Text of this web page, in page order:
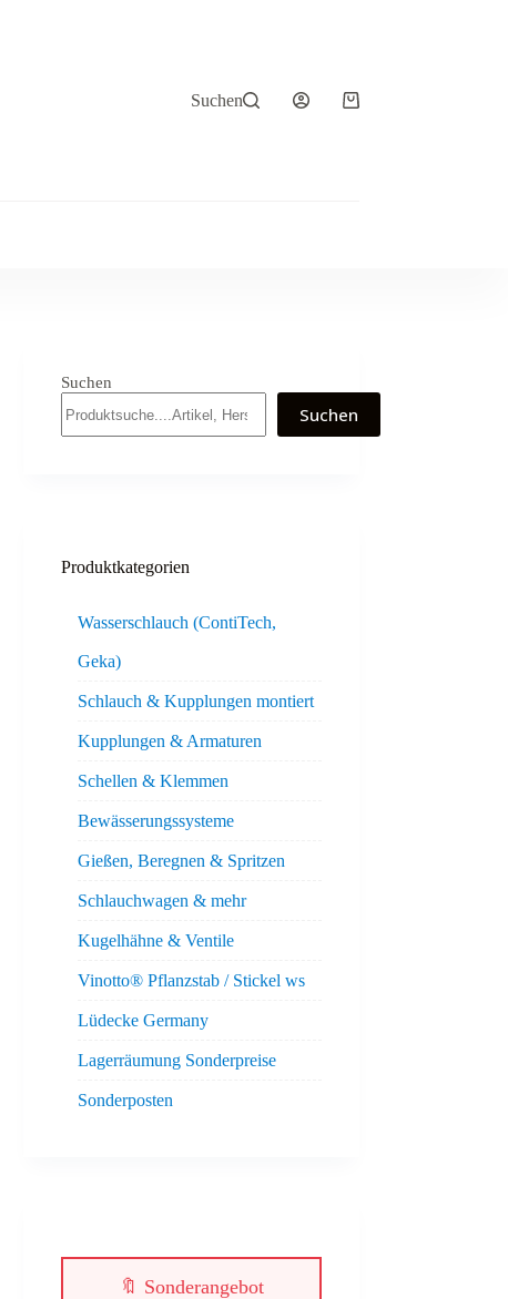
Suchen Warenkorb
Suchen
Suchen
Produktkategorien
Wasserschlauch (ContiTech,
Geka)
Schlauch & Kupplungen montiert
Kupplungen & Armaturen
Schellen & Klemmen
Bewässerungssysteme
Gießen, Beregnen & Spritzen
Schlauchwagen & mehr
Kugelhähne & Ventile
Vinotto® Pflanzstab / Stickel ws
Lüdecke Germany
Lagerräumung Sonderpreise
Sonderposten
🔖 Sonderangebot